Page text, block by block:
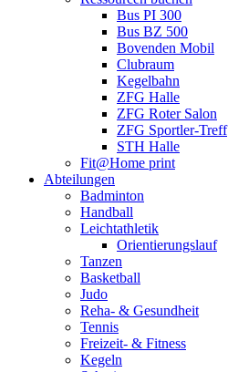
Bus PI 300
Bus BZ 500
Bovenden Mobil
Clubraum
Kegelbahn
ZFG Halle
ZFG Roter Salon
ZFG Sportler-Treff
STH Halle
Fit@Home print
Abteilungen
Badminton
Handball
Leichtathletik
Orientierungslauf
Tanzen
Basketball
Judo
Reha- & Gesundheit
Tennis
Freizeit- & Fitness
Kegeln